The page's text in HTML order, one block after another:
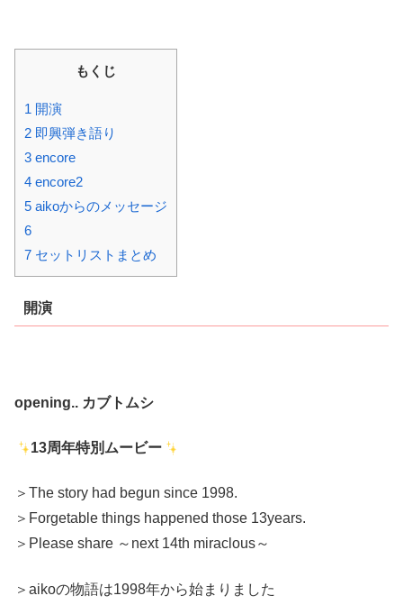
もくじ
1 開演
2 即興弾き語り
3 encore
4 encore2
5 aikoからのメッセージ
6
7 セットリストまとめ
開演
opening.. カブトムシ
13周年特別ムービー
＞The story had begun since 1998.
＞Forgetable things happened those 13years.
＞Please share ～next 14th miraclous～
＞aikoの物語は1998年から始まりました